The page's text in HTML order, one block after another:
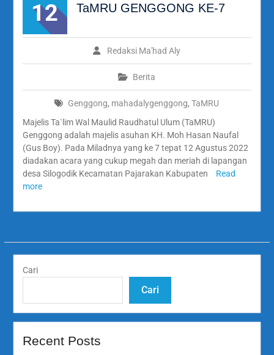
12
TaMRU GENGGONG KE-7
Redaksi Ma'had Aly
Berita
Genggong, mahadalygenggong,TaMRU
Majelis Ta`lim Wal Maulid Raudhatul Ulum (TaMRU)
Genggong adalah majelis asuhan KH. Moh Hasan Naufal
(Gus Boy). Pada Miladnya yang ke 7 tepat 12 Agustus 2022
diadakan acara yang cukup megah dan meriah di lapangan
desa Silogodik Kecamatan Pajarakan Kabupaten
Read
more
Cari
Cari
Recent Posts